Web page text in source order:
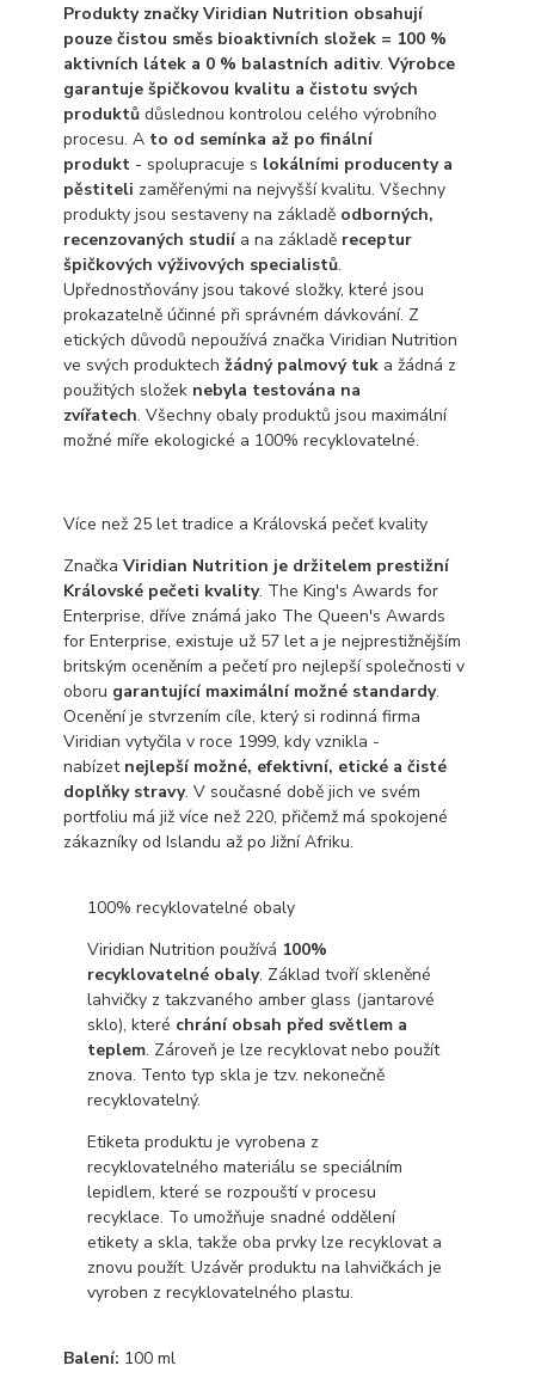
Produkty značky Viridian Nutrition obsahují
pouze čistou směs bioaktivních složek = 100 %
aktivních látek a 0 % balastních aditiv.Výrobce
garantuje špičkovou kvalitu a čistotu svých
produktůdůslednou kontrolou celého výrobního
procesu. A to od semínka až po finální
produkt - spolupracuje s lokálními producenty a
pěstiteli zaměřenými na nejvyšší kvalitu. Všechny
produkty jsou sestaveny na základě odborných,
recenzovaných studiía na základě receptur
špičkových výživových specialistů.
Upřednostňovány jsou takové složky, které jsou
prokazatelně účinné při správném dávkování. Z
etických důvodů nepoužívá značka Viridian Nutrition
ve svých produktechžádný palmový tuk a žádná z
použitých složek nebyla testována na
zvířatech. Všechny obaly produktů jsou maximální
možné míře ekologické a 100% recyklovatelné.
Více než 25 let tradice a Královská pečeť kvality
ZnačkaViridian Nutrition je držitelem prestižní
Královské pečeti kvality. The King's Awards for
Enterprise, dříve známá jako The Queen's Awards
for Enterprise, existuje už 57 let a je nejprestižnějším
britským oceněním a pečetí pro nejlepší společnosti v
oboru garantující maximální možné standardy.
Ocenění je stvrzením cíle, který si rodinná firma
Viridian vytyčila v roce 1999, kdy vznikla -
nabízet nejlepší možné, efektivní, etické a čisté
doplňky stravy. V současné době jich ve svém
portfoliu má již více než 220, přičemž má spokojené
zákazníky od Islandu až po Jižní Afriku.
100% recyklovatelné obaly
Viridian Nutrition používá 100%
recyklovatelné obaly. Základ tvoří skleněné
lahvičky z takzvaného amber glass (jantarové
sklo), které chrání obsah před světlem a
teplem. Zároveň je lze recyklovat nebo použít
znova. Tento typ skla je tzv. nekonečně
recyklovatelný.
Etiketa produktu je vyrobena z
recyklovatelného materiálu se speciálním
lepidlem, které se rozpouští v procesu
recyklace. To umožňuje snadné oddělení
etikety a skla, takže oba prvky lze recyklovat a
znovu použít. Uzávěr produktu na lahvičkách je
vyroben z recyklovatelného plastu.
Balení: 100 ml